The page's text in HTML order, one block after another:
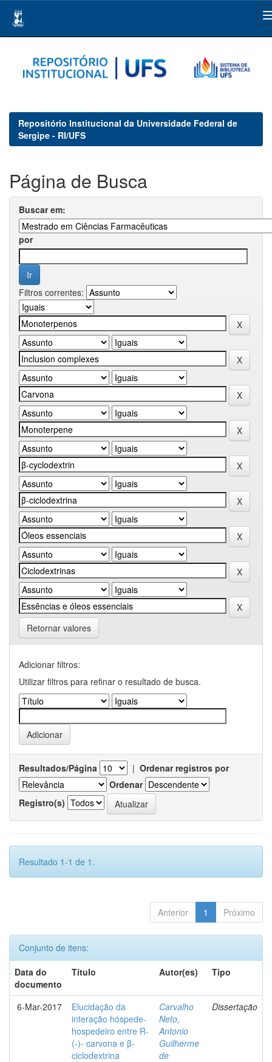
navigation
Repositório Institucional da Universidade Federal de
Sergipe - RI/UFS
Página de Busca
Buscar em:
por
Filtros correntes:
Retornar valores
Adicionar filtros:
Utilizar filtros para refinar o resultado de busca.
Resultados/Página | Ordenar registros por
Ordenar
Registro(s)
Resultado 1-1 de 1.
Anterior 1 Próximo
Conjunto de itens:
Data do
documento
Título Autor(es) Tipo
6-Mar-2017
Elucidação da
interação hóspede-
hospedeiro entre R-
(-)- carvona e β-
ciclodextrina
Carvalho
Neto,
Antonio
Guilherme
de
Dissertação